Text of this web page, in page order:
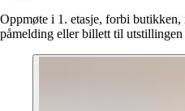
Oppmøte i 1. etasje, forbi
påmelding eller billett til utstillingen